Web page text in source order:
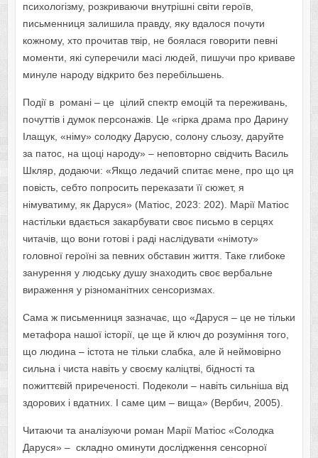
психологізму, розкриваючи внутрішні світи героїв,
письменниця залишила правду, яку вдалося почути
кожному, хто прочитав твір, не боялася говорити певні
моменти, які суперечили масі людей, пишучи про криваве
минуле народу відкрито без перебільшень.
Події в романі – це цілий спектр емоцій та переживань,
почуттів і думок персонажів. Це «гірка драма про Дарину
Ілащук, «німу» солодку Дарусю, солону сльозу, даруйте
за патос, на щоці народу» – неповторно свідчить Василь
Шкляр, додаючи: «Якщо ледачий спитає мене, про що ця
повість, себто попросить переказати її сюжет, я
німуватиму, як Даруся» (Матіос, 2023: 202). Марії Матіос
настільки вдається закарбувати своє письмо в серцях
читачів, що вони готові і раді наслідувати «німоту»
головної героїні за певних обставин життя. Таке глибоке
занурення у людську душу знаходить своє вербальне
вираження у різноманітних сенсоризмах.
Сама ж письменниця зазначає, що «Даруся – це не тільки
метафора нашої історії, це ще й ключ до розуміння того,
що людина – істота не тільки слабка, але й неймовірно
сильна і чиста навіть у своєму каліцтві, бідності та
пожиттєвій приреченості. Подеколи – навіть сильніша від
здорових і вдатних. І саме цим – вища» (Вербич, 2005).
Читаючи та аналізуючи роман Марії Матіос «Солодка
Даруся» – складно оминути дослідження сенсорної